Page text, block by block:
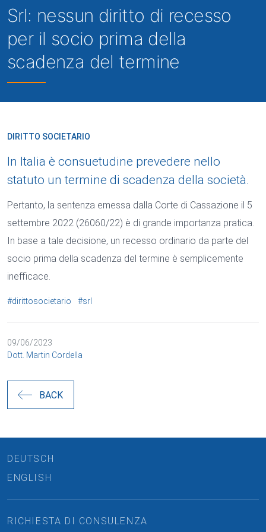
Srl: nessun diritto di recesso
per il socio prima della
scadenza del termine
DIRITTO SOCIETARIO
In Italia è consuetudine prevedere nello
statuto un termine di scadenza della società.
Pertanto, la sentenza emessa dalla Corte di Cassazione il 5
settembre 2022 (26060/22) è di grande importanza pratica.
In base a tale decisione, un recesso ordinario da parte del
socio prima della scadenza del termine è semplicemente
inefficace.
#dirittosocietario #srl
09/06/2023
Dott. Martin Cordella
BACK
DEUTSCH
ENGLISH
RICHIESTA DI CONSULENZA